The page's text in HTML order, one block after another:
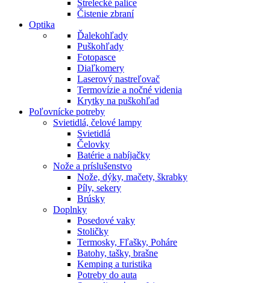
Strelecké palice
Čistenie zbraní
Optika
Ďalekohľady
Puškohľady
Fotopasce
Diaľkomery
Laserový nastreľovač
Termovízie a nočné videnia
Krytky na puškohľad
Poľovnícke potreby
Svietidlá, čelové lampy
Svietidlá
Čelovky
Batérie a nabíjačky
Nože a príslušenstvo
Nože, dýky, mačety, škrabky
Píly, sekery
Brúsky
Doplnky
Posedové vaky
Stoličky
Termosky, Fľašky, Poháre
Batohy, tašky, brašne
Kemping a turistika
Potreby do auta